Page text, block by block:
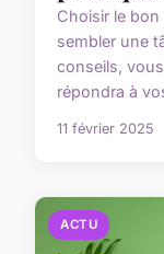
Choisir le
sembler une
conseils,
répondra à
11 février 2025
ACTU